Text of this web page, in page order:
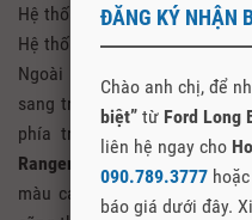
Hệ thống kiểm soát xe theo
Hệ thống điều khiển bằng
Ngoài ra nội thất của
Ford
sang trọng với nội thất bọc
phía trên mặt táp lô. Để
Ranger Wildtrak thì nội thất
màu cam rất tinh tế và
ĐĂNG KÝ NHẬN
Chào anh chị, để
biệt” từ Ford Long
liên hệ ngay cho
090.789.3777
báo giá dưới đây.